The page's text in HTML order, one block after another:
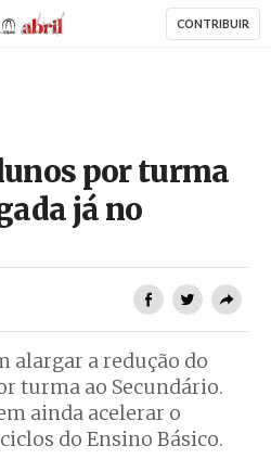
AbrilAbril CONTRIBUIR
por turma
já no
alargar a redução do
turma ao Secundário.
ainda acelerar o
do Ensino Básico.